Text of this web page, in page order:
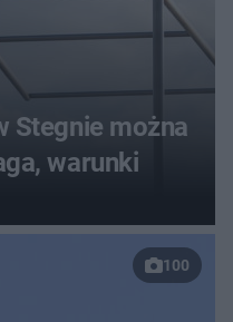
Stegnie można
warunki
100